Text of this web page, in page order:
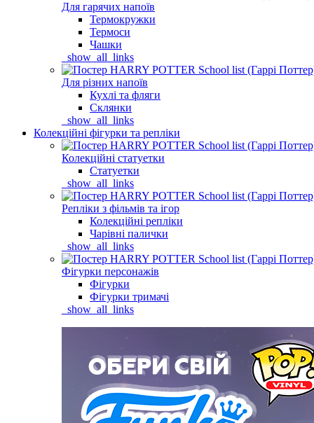
Для гарячих напоїв
Термокружки
Термоси
Чашки
_show_all_links
Для різних напоїв
Кухлі та фляги
Склянки
_show_all_links
Колекційні фігурки та репліки
Колекційні статуетки
Статуетки
_show_all_links
Репліки з фільмів та ігор
Колекційні репліки
Чарівні палички
_show_all_links
Фігурки персонажів
Фігурки
Фігурки тримачі
_show_all_links